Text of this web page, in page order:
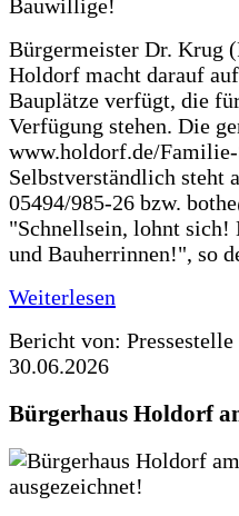
Bürgermeister Dr. Krug
Holdorf macht darauf
Bauplätze verfügt, die
Verfügung stehen. Die
www.holdorf.de/
Selbstverständlich steht
05494/985-26 bzw.
"Schnellsein, lohnt sich!
und Bauherrinnen!", so
Weiterlesen
Bericht von:
30.06.2026
Bürgerhaus Holdorf